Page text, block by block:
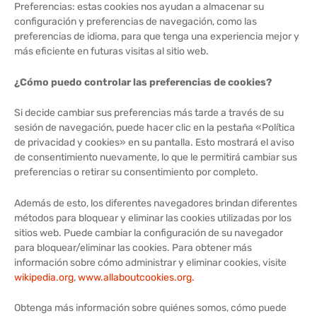
Preferencias: estas cookies nos ayudan a almacenar su
configuración y preferencias de navegación, como las
preferencias de idioma, para que tenga una experiencia mejor y
más eficiente en futuras visitas al sitio web.
¿Cómo puedo controlar las preferencias de cookies?
Si decide cambiar sus preferencias más tarde a través de su
sesión de navegación, puede hacer clic en la pestaña «Política
de privacidad y cookies» en su pantalla. Esto mostrará el aviso
de consentimiento nuevamente, lo que le permitirá cambiar sus
preferencias o retirar su consentimiento por completo.
Además de esto, los diferentes navegadores brindan diferentes
métodos para bloquear y eliminar las cookies utilizadas por los
sitios web. Puede cambiar la configuración de su navegador
para bloquear/eliminar las cookies. Para obtener más
información sobre cómo administrar y eliminar cookies, visite
wikipedia.org,www.allaboutcookies.org.
Obtenga más información sobre quiénes somos, cómo puede